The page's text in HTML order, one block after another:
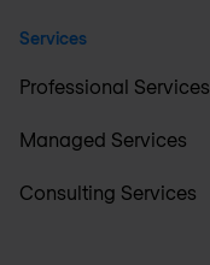
Services
Professional Services
Managed Services
Consulting Services